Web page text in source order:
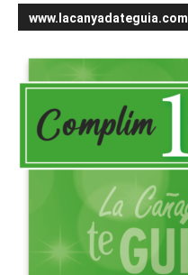
www.lacanyadateguia.com